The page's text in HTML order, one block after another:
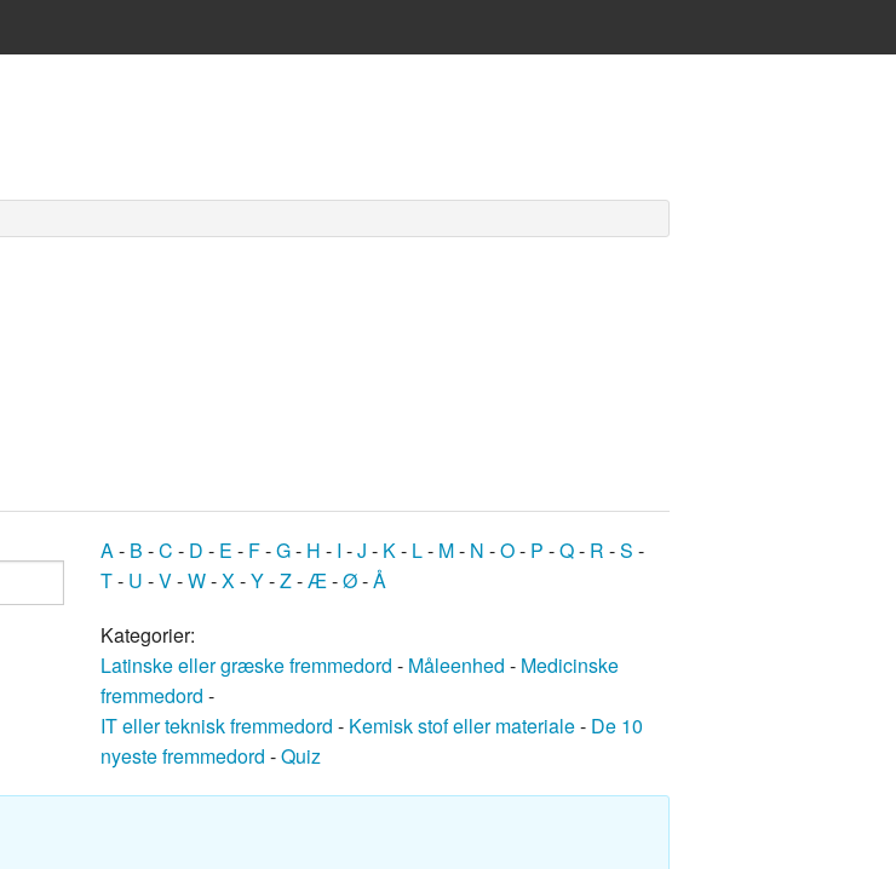
A- B -C - D - E - F-G- H - I -J - K- L- M- N -O- P -Q- R -S -
T- U -V-W-X-Y-Z-Æ-Ø-Å
Kategorier:
Latinske eller græske fremmedord - Måleenhed - Medicinske
fremmedord -
IT eller teknisk fremmedord - Kemisk stof eller materiale- De 10
nyeste fremmedord -Quiz